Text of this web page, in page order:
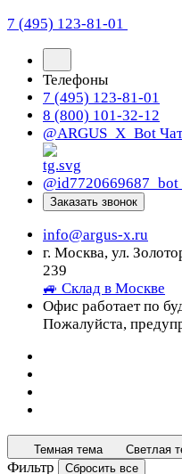
7 (495) 123-81-01
Телефоны
7 (495) 123-81-01
8 (800) 101-32-12
@ARGUS_X_Bot
@id7720669687_bot
Заказать звонок
info@argus-x.ru
г. Москва, ул.
239
🚙 Склад в Москве
Офис работает по
Пожалуйста,
Темная тема Светлая
Фильтр Сбросить все